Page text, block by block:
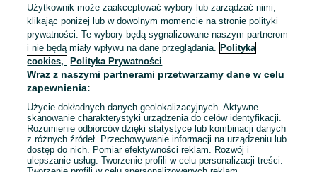
Libertów
Odświeżono dnia 27 lipca 2026
Siatka Leśna 150/10/30L
3,20 zł
Kraków, Łagiewniki-Borek Fałęcki
Odświeżono dnia 27 lipca 2026
Użytkownik może zaakceptować wybory lub zarządzać nimi,
klikając poniżej lub w dowolnym momencie na stronie polityki
prywatności. Te wybory będą sygnalizowane naszym partnerom
i nie będą miały wpływu na dane przeglądania. Polityka
cookies,
Polityka Prywatności
Wraz z naszymi partnerami przetwarzamy dane w celu
zapewnienia:
Użycie dokładnych danych geolokalizacyjnych. Aktywne
skanowanie charakterystyki urządzenia do celów identyfikacji.
Rozumienie odbiorców dzięki statystyce lub kombinacji danych
z różnych źródeł. Przechowywanie informacji na urządzeniu lub
dostęp do nich. Pomiar efektywności reklam. Rozwój i
ulepszanie usług. Tworzenie profili w celu personalizacji treści.